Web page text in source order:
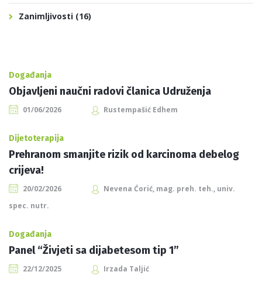
Zanimljivosti (16)
Događanja
Objavljeni naučni radovi članica Udruženja
01/06/2026 Rustempašić Edhem
Dijetoterapija
Prehranom smanjite rizik od karcinoma debelog
crijeva!
20/02/2026
Nevena Ćorić, mag. preh. teh., univ.
spec. nutr.
Događanja
Panel “Živjeti sa dijabetesom tip 1”
22/12/2025 Irzada Taljić